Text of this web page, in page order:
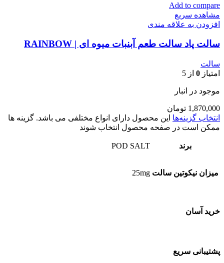
Add to compare
مشاهده سریع
افزودن به علاقه مندی
سالت پاد سالت طعم آبنبات میوه ای | RAINBOW
سالت
امتیاز 0 از 5
موجود در انبار
1,870,000 تومان
انتخاب گزینه‌ها این محصول دارای انواع مختلفی می باشد. گزینه ها
ممکن است در صفحه محصول انتخاب شوند
برند POD SALT
میزان نیکوتین سالت 25mg
خرید آسان
پشتیبانی سریع